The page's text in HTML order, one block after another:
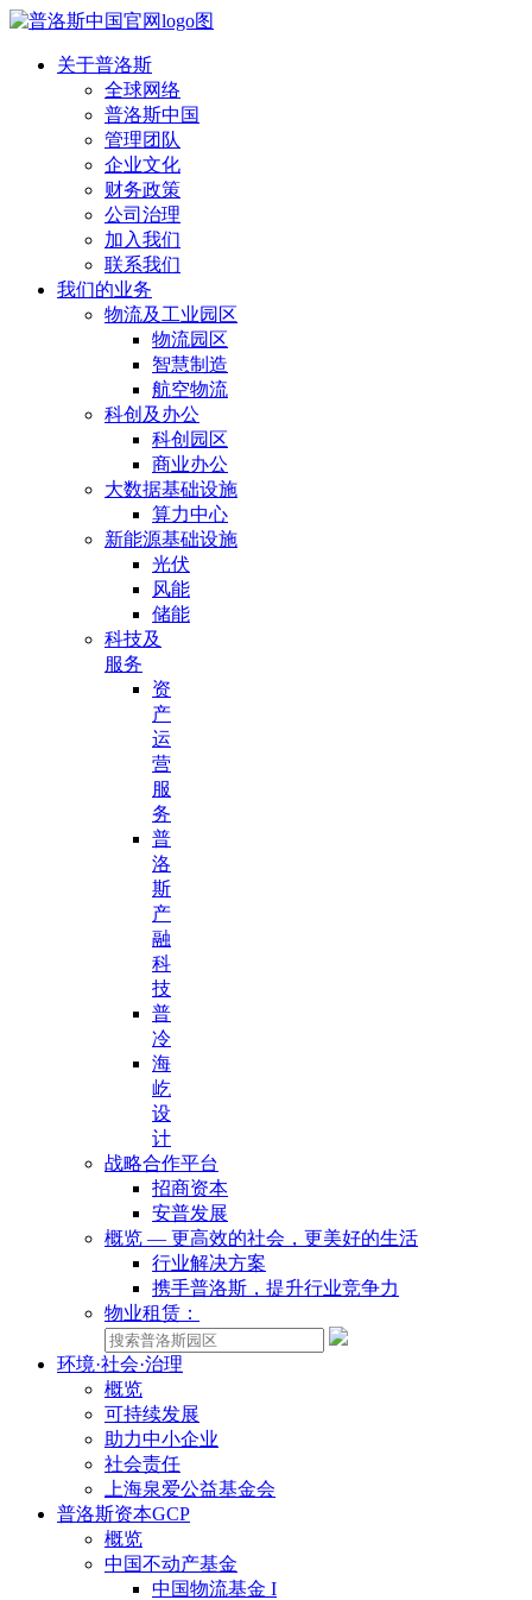
关于普洛斯
全球网络
普洛斯中国
管理团队
企业文化
财务政策
公司治理
加入我们
联系我们
我们的业务
物流及工业园区
物流园区
智慧制造
航空物流
科创及办公
科创园区
商业办公
大数据基础设施
算力中心
新能源基础设施
光伏
风能
储能
科技及
服务
资
产
运
营
服
务
普
洛
斯
产
融
科
技
普
冷
海
屹
设
计
战略合作平台
招商资本
安普发展
概览 — 更高效的社会，更美好的生活
行业解决方案
携手普洛斯，提升行业竞争力
物业租赁：
环境·社会·治理
概览
可持续发展
助力中小企业
社会责任
上海泉爱公益基金会
普洛斯资本GCP
概览
中国不动产基金
中国物流基金 I